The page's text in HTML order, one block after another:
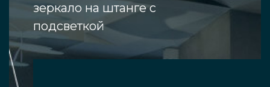
зеркало на штанге с
подсветкой